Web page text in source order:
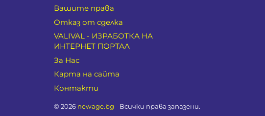
Вашите права
Отказ от сделка
VALIVAL - ИЗРАБОТКА НА
ИНТЕРНЕТ ПОРТАЛ
За Нас
Карта на сайта
Контакти
© 2026 newage.bg - Всички права запазени.